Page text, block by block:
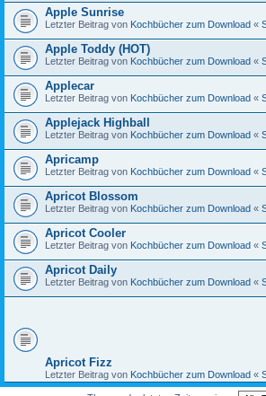
Apple Sunrise
Letzter Beitrag von Kochbücher zum Download «
Apple Toddy (HOT)
Letzter Beitrag von Kochbücher zum Download «
Applecar
Letzter Beitrag von Kochbücher zum Download «
Applejack Highball
Letzter Beitrag von Kochbücher zum Download «
Apricamp
Letzter Beitrag von Kochbücher zum Download «
Apricot Blossom
Letzter Beitrag von Kochbücher zum Download «
Apricot Cooler
Letzter Beitrag von Kochbücher zum Download «
Apricot Daily
Letzter Beitrag von Kochbücher zum Download «
Apricot Fizz
Letzter Beitrag von Kochbücher zum Download «